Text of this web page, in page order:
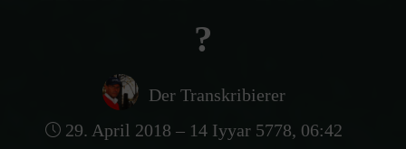
?
Der Transkribierer
29. April 2018 – 14 Iyyar 5778, 06:42